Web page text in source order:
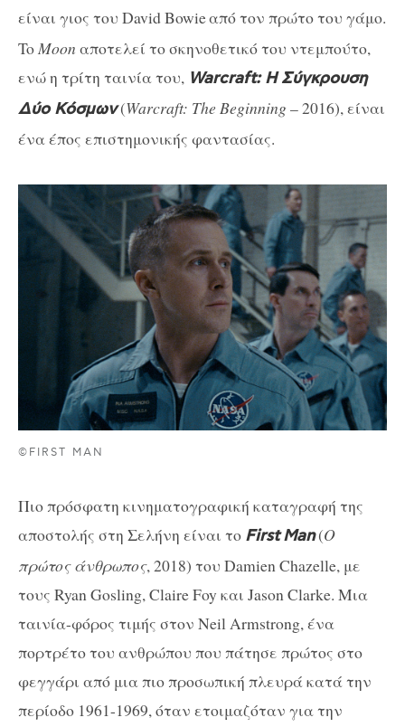
είναι γιος του David Bowieαπό τον πρώτο του γάμο.
ToMoon αποτελεί το σκηνοθετικό του ντεμπούτο,
ενώ η τρίτη ταινία του, Warcraft: Η Σύγκρουση
Δύο Κόσμων(Warcraft: The Beginning– 2016), είναι
ένα έπος επιστημονικής φαντασίας.
©FIRST MAN
Πιο πρόσφατη κινηματογραφική καταγραφή της
αποστολής στη Σελήνη είναι το First Man(Ο
πρώτος άνθρωπος, 2018) του Damien Chazelle, με
τους Ryan Gosling, Claire Foy και Jason Clarke. Μια
ταινία-φόρος τιμής στον Neil Armstrong, ένα
πορτρέτο του ανθρώπου που πάτησε πρώτος στο
φεγγάρι από μια πιο προσωπική πλευρά κατά την
περίοδο 1961-1969, όταν ετοιμαζόταν για την